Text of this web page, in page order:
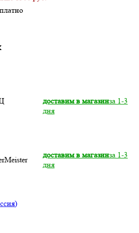
доставим в магазинза 1-3
дня
доставим в магазинза 1-3
дня